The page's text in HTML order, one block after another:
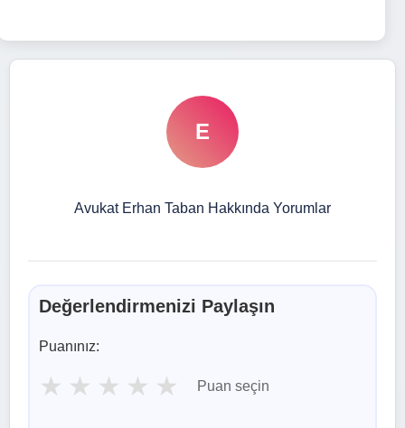
E
Avukat Erhan Taban Hakkında Yorumlar
Değerlendirmenizi Paylaşın
Puanınız:
★ ★ ★ ★ ★ Puan seçin